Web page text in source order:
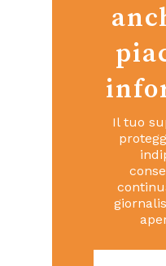
Il tuo